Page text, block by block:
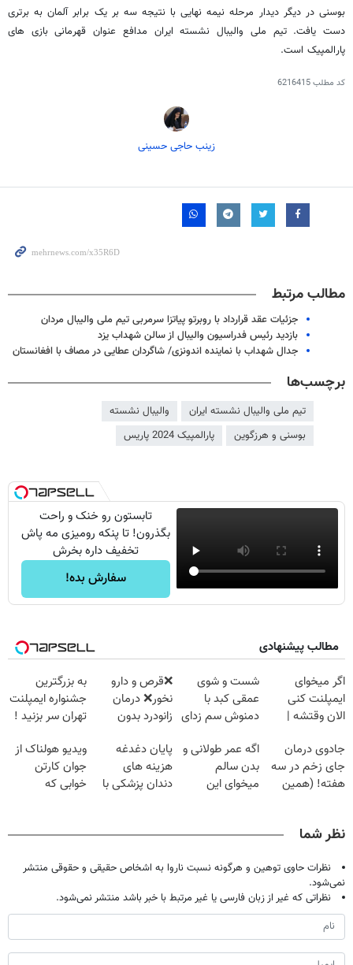
بوسنی در دیگر دیدار مرحله نیمه نهایی با نتیجه سه بر یک برابر آلمان به برتری
دست یافت. تیم ملی والیبال نشسته ایران مدافع عنوان قهرمانی بازی های
پارالمپیک است.
کد مطلب6216415
زینب حاجی حسینی
مطالب مرتبط
جزئیات عقد قرارداد با روبرتو پیاتزا سرمربی تیم ملی والیبال مردان
بازدید رئیس فدراسیون والیبال از سالن شهداب یزد
جدال شهداب با نماینده اندونزی/ شاگردان عطایی در مصاف با افغانستان
برچسب‌ها
تیم ملی والیبال نشسته ایران
والیبال نشسته
بوسنی و هرزگوین
پارالمپیک 2024 پاریس
تابستون رو خنک و راحت
بگذرون! تا پنکه رومیزی مه پاش
تخفیف داره بخرش
سفارش بده!
مطالب پیشنهادی
اگر میخوای
ایمپلنت کنی
الان وقتشه |
میلیون تومان!!!
شست و شوی
عمقی کبد با
دمنوش سم زدای
❌قرص‌ و دارو
نخور❌ درمان
زانودرد بدون
به بزرگترین
جشنواره ایمپلنت
تهران سر بزنید !
میلیون !
جادوی درمان
جای زخم در سه
هفته! (همین
اگه عمر طولانی و
بدن سالم
میخوای این
پایان دغدغه
هزینه های
دندان پزشکی با
ویدیو هولناک از
جوان کارتن
خوابی که
نظر شما
نظرات حاوی توهین و هرگونه نسبت ناروا به اشخاص حقیقی و حقوقی منتشر
نمی‌شود.
نظراتی که غیر از زبان فارسی یا غیر مرتبط با خبر باشد منتشر نمی‌شود.